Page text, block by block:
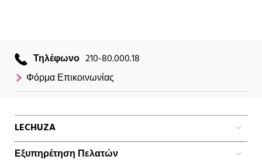
Τηλέφωνο 210-80.000.18
Φόρμα Επικοινωνίας
LECHUZA
Εξυπηρέτηση Πελατών